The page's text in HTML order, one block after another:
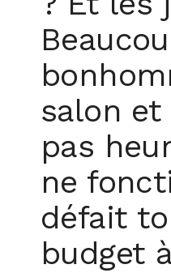
salon et
pas
ne
défait
budget